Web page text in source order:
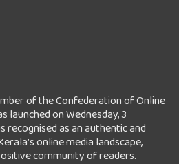
of the Confederation of Online
launched on Wednesday, 3
recognised as an authentic and
online media landscape,
community of readers.